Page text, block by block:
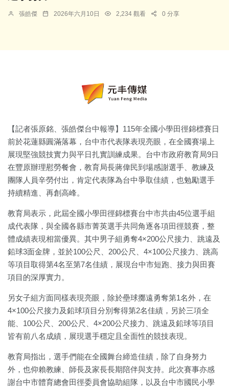
張皓傑 2026年六月10日 2,234 觀看 0 分享
【記者張原銘、張皓傑台中報導】115年全國小學田徑錦標賽日
前於花蓮縣圓滿落幕，台中市代表隊表現亮眼，在全國賽場上
展現堅強競技實力與平日扎實訓練成果。台中市政府教育局9日
在豐原辦理慰勞餐會，教育局長蔣偉民到場感謝選手、教練及
團隊人員辛勞付出，肯定代表隊為台中爭取佳績，也勉勵選手
持續精進、再創高峰。
教育局表示，此屆全國小學田徑錦標賽台中市共由45位選手組
成代表隊，與全國各縣市菁英選手共同角逐各項田徑競賽，整
體成績表現相當優異。其中男子組勇奪4×200公尺接力、跳遠及
鉛球3面金牌，並於100公尺、200公尺、4×100公尺接力、跳高
等項目取得第4名至第7名佳績，展現台中市短跑、接力與田賽
項目的深厚實力。
另女子組方面同樣表現亮眼，除於壘球擲遠勇奪第1名外，在
4×100公尺接力及鉛球項目分別奪得第2名佳績，另於三項全
能、100公尺、200公尺、4×200公尺接力、跳遠及鉛球等項目
皆有前八名成績，展現選手穩定且全面性的競技表現。
教育局指出，選手們能在全國舞台締造佳績，除了自身努力
外，也仰賴教練、師長及家長長期陪伴與支持。此次賽事亦感
謝台中市體育總會田徑委員會協助組隊，以及台中市國民小學